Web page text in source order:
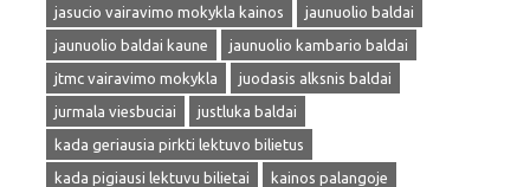
jasucio vairavimo mokykla kainos
jaunuolio baldai
jaunuolio baldai kaune
jaunuolio kambario baldai
jtmc vairavimo mokykla
juodasis alksnis baldai
jurmala viesbuciai
justluka baldai
kada geriausia pirkti lektuvo bilietus
kada pigiausi lektuvu bilietai
kainos palangoje